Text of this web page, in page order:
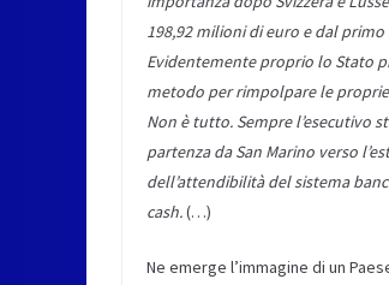
198,92 milioni di euro e dal
Evidentemente proprio lo Stato
metodo per rimpolpare le
Non è tutto. Sempre l’esecutivo
partenza da San Marino verso
dell’attendibilità del sistema
cash.(…)
Ne emerge l’immagine di un